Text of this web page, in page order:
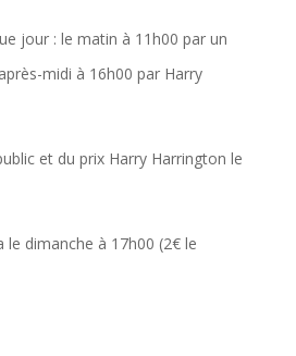
jour : le matin à 11h00 par un
midi à 16h00 par Harry
et du prix Harry Harrington le
dimanche à 17h00 (2€ le